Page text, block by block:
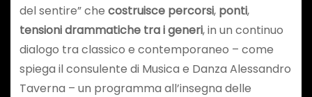
del sentire” che costruisce percorsi, ponti,
tensioni drammatiche tra i generi, in un continuo
dialogo tra classico e contemporaneo – come
spiega il consulente di Musica e Danza Alessandro
Taverna – un programma all’insegna delle